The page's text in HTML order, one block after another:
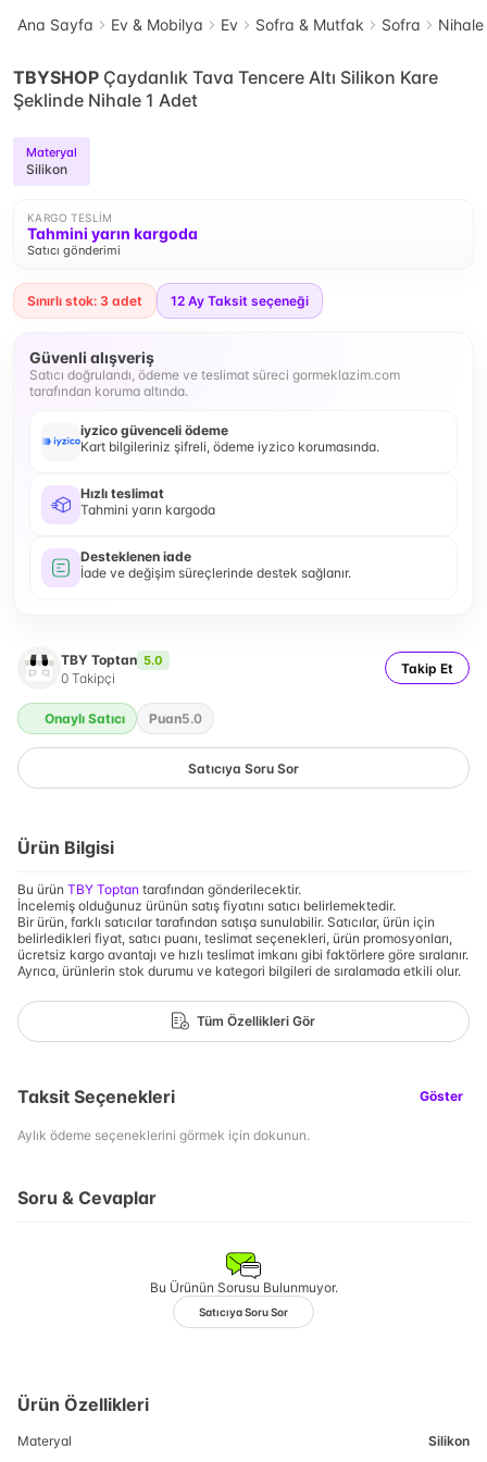
Ana Sayfa Ev & Mobilya Ev Sofra & Mutfak Sofra Nihale
TBYSHOP Çaydanlık Tava Tencere Altı Silikon Kare
Şeklinde Nihale 1 Adet
Materyal
Silikon
KARGO TESLIM
Tahmini yarın kargoda
Satıcı gönderimi
Sınırlı stok: 3 adet 12 Ay Taksit seçeneği
Güvenli alışveriş
Satıcı doğrulandı, ödeme ve teslimat süreci gormeklazim.com
tarafından koruma altında.
iyzico güvenceli ödeme
Kart bilgileriniz şifreli, ödeme iyzico korumasında.
Hızlı teslimat
Tahmini yarın kargoda
Desteklenen iade
İade ve değişim süreçlerinde destek sağlanır.
TBY Toptan 5.0
0 Takipçi
Takip Et
Onaylı Satıcı Puan5.0
Satıcıya Soru Sor
Ürün Bilgisi
Bu ürün TBY Toptan tarafından gönderilecektir.
İncelemiş olduğunuz ürünün satış fiyatını satıcı belirlemektedir.
Bir ürün, farklı satıcılar tarafından satışa sunulabilir. Satıcılar, ürün için
belirledikleri fiyat, satıcı puanı, teslimat seçenekleri, ürün promosyonları,
ücretsiz kargo avantajı ve hızlı teslimat imkanı gibi faktörlere göre sıralanır.
Ayrıca, ürünlerin stok durumu ve kategori bilgileri de sıralamada etkili olur.
Tüm Özellikleri Gör
Taksit Seçenekleri Göster
Aylık ödeme seçeneklerini görmek için dokunun.
Soru & Cevaplar
Bu Ürünün Sorusu Bulunmuyor.
Satıcıya Soru Sor
Ürün Özellikleri
Materyal Silikon